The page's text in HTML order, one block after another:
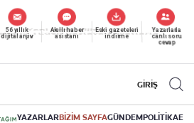
56 yıllık
dijital arşiv
Akıllı haber
asistanı
Eski gazeteleri
indirme
Yazarlarla
canlı soru
cevap
GİRİŞ
YAZARLARBİZİM SAYFAGÜNDEMPOLİTİKA